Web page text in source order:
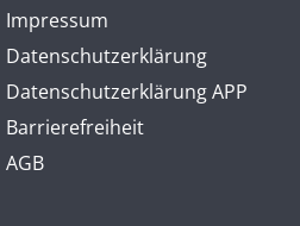
Impressum
Datenschutzerklärung
Datenschutzerklärung APP
Barrierefreiheit
AGB